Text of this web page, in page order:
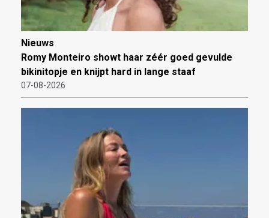
Nieuws
Romy Monteiro showt haar zéér goed gevulde
bikinitopje en knijpt hard in lange staaf
07-08-2026